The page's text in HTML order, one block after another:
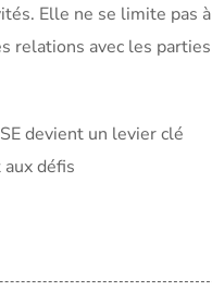
Elle ne se limite pas à
relations avec les parties
devient un levier clé
défis